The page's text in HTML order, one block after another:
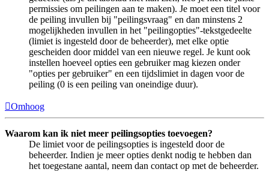
permissies om peilingen aan te maken). Je moet een titel voor
de peiling invullen bij "peilingsvraag" en dan minstens 2
mogelijkheden invullen in het "peilingopties"-tekstgedeelte
(limiet is ingesteld door de beheerder), met elke optie
gescheiden door middel van een nieuwe regel. Je kunt ook
instellen hoeveel opties een gebruiker mag kiezen onder
"opties per gebruiker" en een tijdslimiet in dagen voor de
peiling (0 is een peiling van oneindige duur).
Omhoog
Waarom kan ik niet meer peilingsopties toevoegen?
De limiet voor de peilingsopties is ingesteld door de
beheerder. Indien je meer opties denkt nodig te hebben dan
het toegestane aantal, neem dan contact op met de beheerder.